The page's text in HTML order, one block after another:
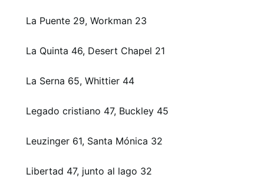
La Puente 29, Workman 23
La Quinta 46, Desert Chapel 21
La Serna 65, Whittier 44
Legado cristiano 47, Buckley 45
Leuzinger 61, Santa Mónica 32
Libertad 47, junto al lago 32